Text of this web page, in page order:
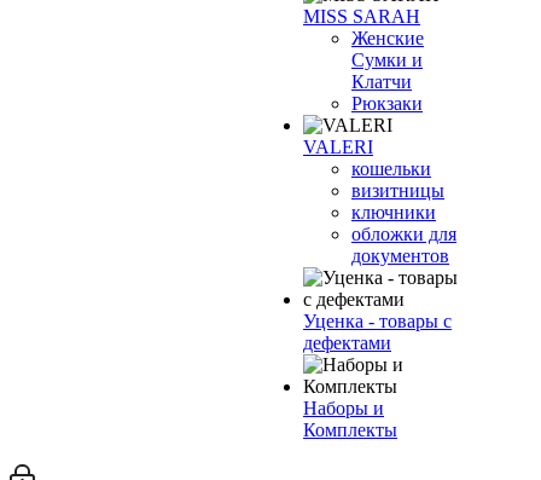
MISS SARAH
Женские
Сумки и
Клатчи
Рюкзаки
VALERI
кошельки
визитницы
ключники
обложки для
документов
Уценка - товары с
дефектами
Наборы и
Комплекты